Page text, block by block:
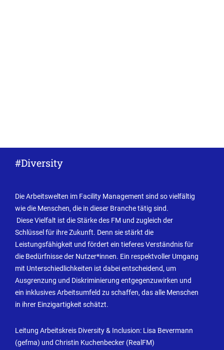
#Diversity
Die Arbeitswelten im Facility Management sind so vielfältig
wie die Menschen, die in dieser Branche tätig sind.
Diese Vielfalt ist die Stärke des FM und zugleich der
Schlüssel für ihre Zukunft. Denn sie stärkt die
Leistungsfähigkeit und fördert ein tieferes Verständnis für
die Bedürfnisse der Nutzer*innen. Ein respektvoller Umgang
mit Unterschiedlichkeiten ist dabei entscheidend, um
Ausgrenzung und Diskriminierung entgegenzuwirken und
ein inklusives Arbeitsumfeld zu schaffen, das alle Menschen
in ihrer Einzigartigkeit schätzt.
Leitung Arbeitskreis Diversity & Inclusion: Lisa Bevermann
(gefma) und Christin Kuchenbecker (RealFM)